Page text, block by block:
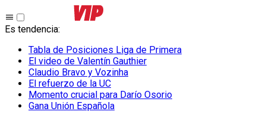
Es tendencia:
Tabla de Posiciones Liga de Primera
El video de Valentín Gauthier
Claudio Bravo y Vozinha
El refuerzo de la UC
Momento crucial para Darío Osorio
Gana Unión Española